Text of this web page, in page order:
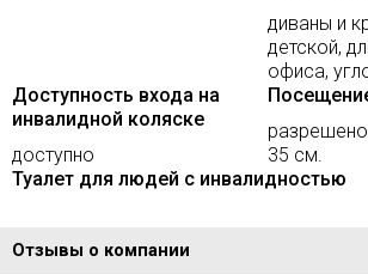
диваны и
детской,
офиса,
Доступность входа на
инвалидной коляске
доступно
35 см.
Туалет для людей с инвалидностью
Отзывы о компании